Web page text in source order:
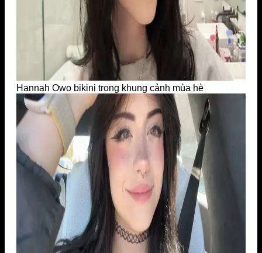
Hannah Owo bikini trong khung cảnh mùa hè